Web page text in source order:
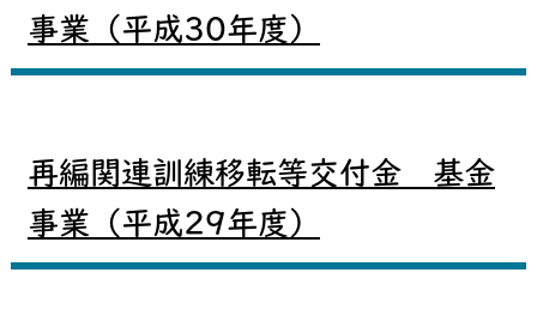
事業（平成30年度）
再編関連訓練移転等交付金 基金
事業（平成29年度）